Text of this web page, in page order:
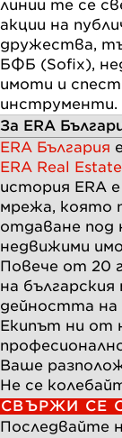
линии те се
акции на
дружества,
БФБ (Sofix),
имоти и
инструменти.
За ERA
ERA България
ERA Real Estate
история ERA
мрежа, която
отдаване под
недвижими
Повече от 20
на
дейността на
Екипът ни от
Ваше
Не се
СВЪРЖИ СЕ
Последвайте